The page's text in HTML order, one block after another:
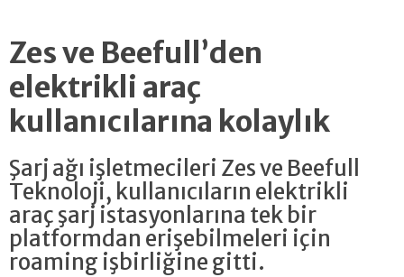
Zes ve Beefull’den
elektrikli araç
kullanıcılarına kolaylık
Şarj ağı işletmecileri Zes ve Beefull
Teknoloji, kullanıcıların elektrikli
araç şarj istasyonlarına tek bir
platformdan erişebilmeleri için
roaming işbirliğine gitti.